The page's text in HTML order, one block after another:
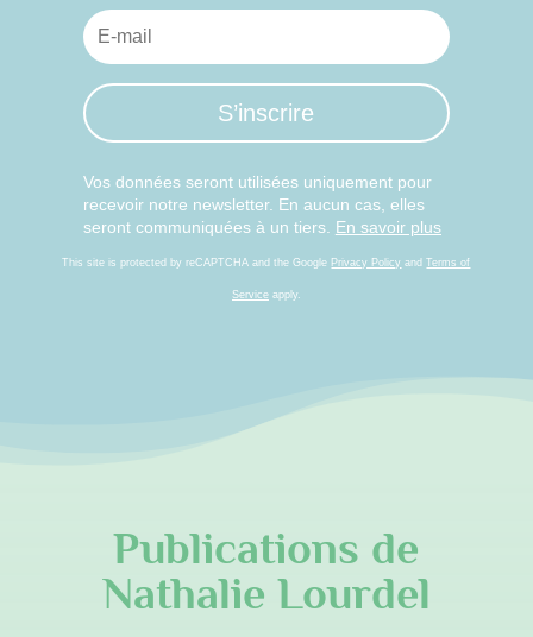
S’inscrire
Vos données seront utilisées uniquement pour
recevoir notre newsletter. En aucun cas, elles
seront communiquées à un tiers. En savoir plus
This site is protected by reCAPTCHA and the Google Privacy Policy andTerms of
Serviceapply.
Publications de
Nathalie Lourdel